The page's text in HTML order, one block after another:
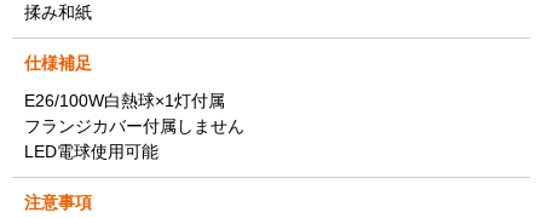
揉み和紙
仕様補足
E26/100W白熱球×1灯付属
フランジカバー付属しません
LED電球使用可能
注意事項